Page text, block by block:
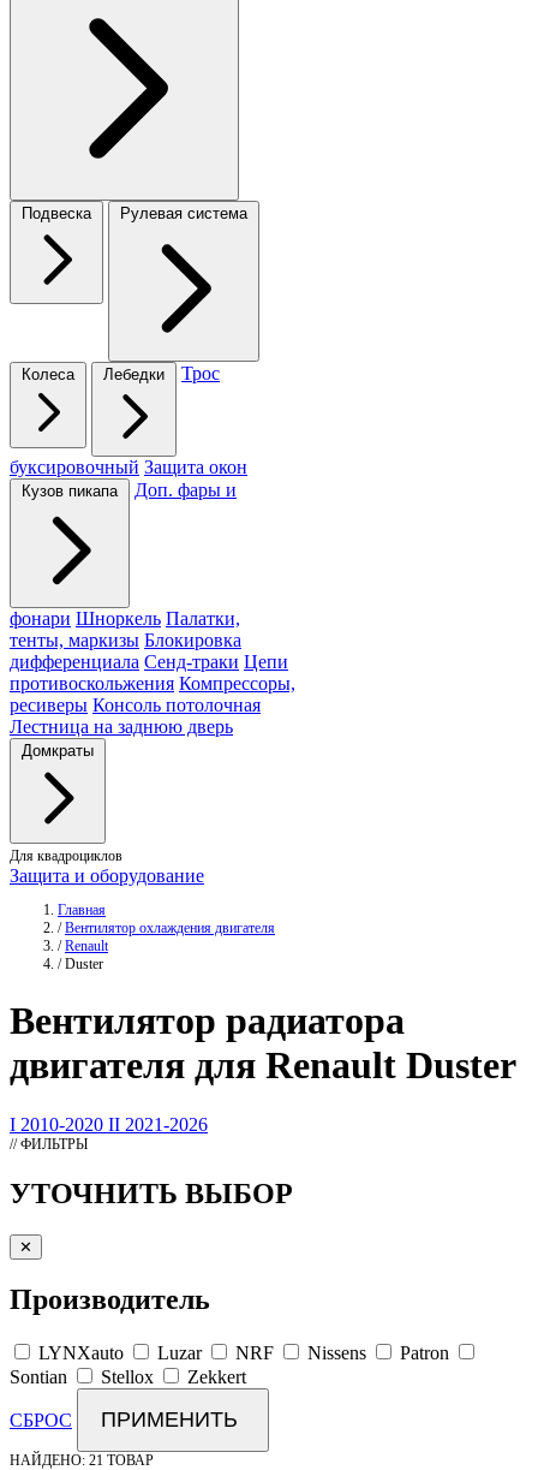
Подвеска Рулевая система
Колеса Лебедки Трос
буксировочный Защита окон
Кузов пикапа Доп. фары и
фонари Шноркель Палатки,
тенты, маркизы Блокировка
дифференциала Сенд-траки Цепи
противоскольжения Компрессоры,
ресиверы Консоль потолочная
Лестница на заднюю дверь
Домкраты
Для квадроциклов
Защита и оборудование
Главная
/ Вентилятор охлаждения двигателя
/ Renault
/ Duster
Вентилятор радиатора
двигателя для Renault Duster
I 2010-2020 II 2021-2026
// ФИЛЬТРЫ
УТОЧНИТЬ ВЫБОР
✕
Производитель
LYNXauto Luzar NRF Nissens
Patron
Sontian
Stellox Zekkert
СБРОС ПРИМЕНИТЬ
НАЙДЕНО: 21 ТОВАР